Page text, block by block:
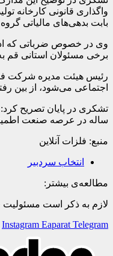
واگذاری قانونی کارخانه
بابت بدهی‌های مالیاتی
وی در خصوص ضرباتی که
برخی مسئولان استانی قم
رئیس هیئت مدیره شرکت
اجتماعی می‌شود، از بین رفتن
ساله در عرصه صنعت
منبع: فلزات آنلاین
انتخاب سردبیر
مطالعه‌ی بیشتر:
لازم به ذکر است
Instagram Eaparat Telegram